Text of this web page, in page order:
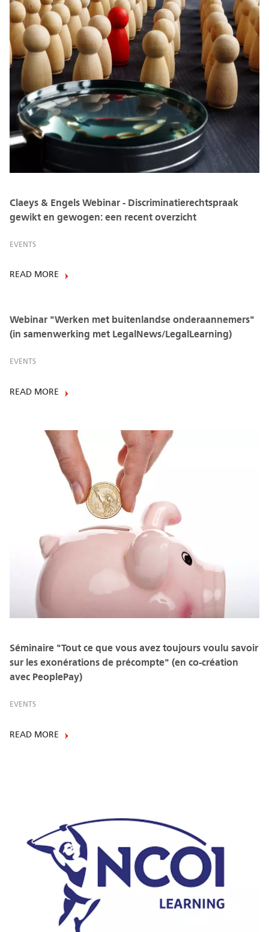
Claeys & Engels Webinar - Discriminatierechtspraak
gewikt en gewogen: een recent overzicht
EVENTS
READ MORE
Webinar "Werken met buitenlandse onderaannemers"
(in samenwerking met LegalNews/LegalLearning)
EVENTS
READ MORE
Séminaire "Tout ce que vous avez toujours voulu savoir
sur les exonérations de précompte" (en co-création
avec PeoplePay)
EVENTS
READ MORE